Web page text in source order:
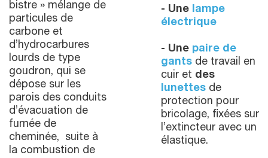
bistre » mélange de
particules de
carbone et
d’hydrocarbures
lourds de type
goudron, qui se
dépose sur les
parois des conduits
d’évacuation de
fumée de
cheminée, suite à
la combustion de
- Une lampe
électrique
- Une paire de
gants de travail en
cuir et des
lunettes de
protection pour
bricolage, fixées sur
l’extincteur avec un
élastique.